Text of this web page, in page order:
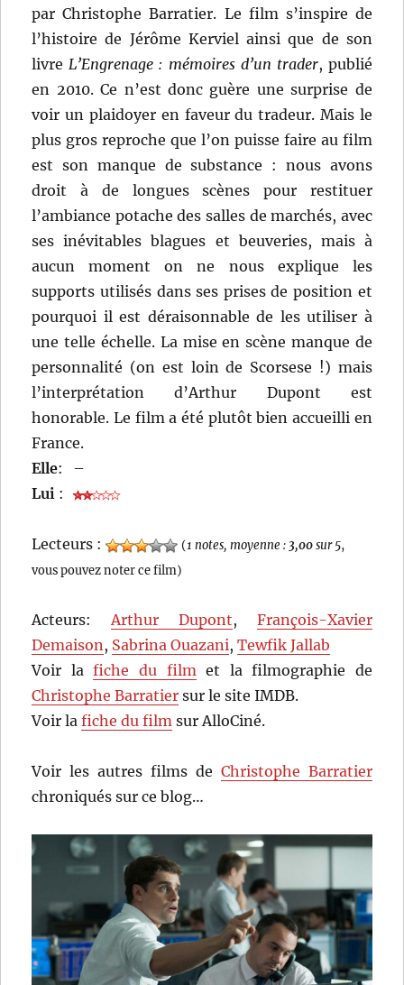
par Christophe Barratier. Le film s’inspire de
l’histoire de Jérôme Kerviel ainsi que de son
livreL’Engrenage : mémoires d’un trader, publié
en 2010. Ce n’est donc guère une surprise de
voir un plaidoyer en faveur du tradeur. Mais le
plus gros reproche que l’on puisse faire au film
est son manque de substance : nous avons
droit à de longues scènes pour restituer
l’ambiance potache des salles de marchés, avec
ses inévitables blagues et beuveries, mais à
aucun moment on ne nous explique les
supports utilisés dans ses prises de position et
pourquoi il est déraisonnable de les utiliser à
une telle échelle. La mise en scène manque de
personnalité (on est loin de Scorsese !) mais
l’interprétation d’Arthur Dupont est
honorable. Le film a été plutôt bien accueilli en
France.
Elle:
–
Lui :
Lecteurs : (1 notes, moyenne : 3,00sur 5,
vous pouvez noter ce film)
Acteurs:Arthur Dupont, François-Xavier
Demaison, Sabrina Ouazani,Tewfik Jallab
Voir lafiche du filmet la filmographie de
Christophe Barratier sur le site IMDB.
Voir lafiche du film sur AlloCiné.
Voir les autres films de Christophe Barratier
chroniqués sur ce blog…